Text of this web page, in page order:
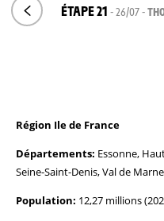
ÉTAPE 21 - 26/07 -
Région Ile de France
Départements: Essonne,
Seine-Saint-Denis, Val de
Population: 12,27 millions